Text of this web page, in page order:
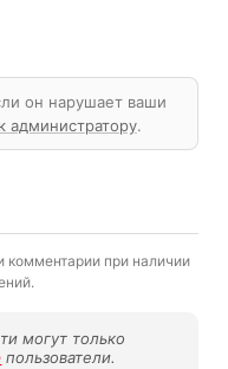
он нарушает ваши
администратору.
при наличии
могут только
пользователи.